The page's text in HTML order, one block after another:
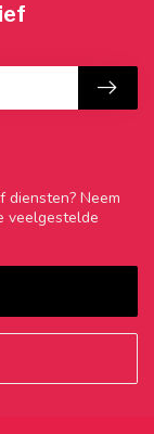
diensten? Neem
veelgestelde